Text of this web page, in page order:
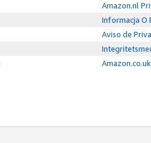
Amazon.nl
Informacja O
Aviso de